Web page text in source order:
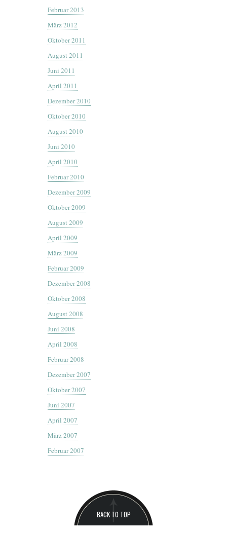
Februar 2013
März 2012
Oktober 2011
August 2011
Juni 2011
April 2011
Dezember 2010
Oktober 2010
August 2010
Juni 2010
April 2010
Februar 2010
Dezember 2009
Oktober 2009
August 2009
April 2009
März 2009
Februar 2009
Dezember 2008
Oktober 2008
August 2008
Juni 2008
April 2008
Februar 2008
Dezember 2007
Oktober 2007
Juni 2007
April 2007
März 2007
Februar 2007
BACK TO TOP